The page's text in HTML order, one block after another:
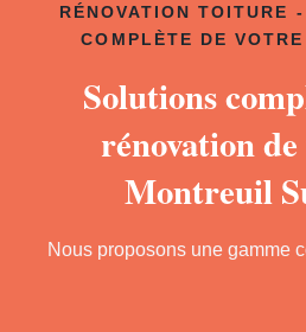
RÉNOVATION TOITURE
COMPLÈTE DE
Solutions
rénovation
Montreuil
Nous proposons une gamme